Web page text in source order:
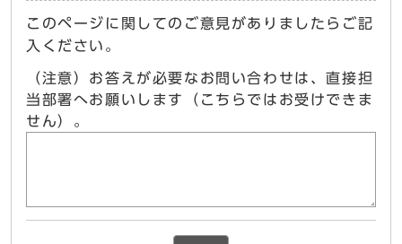
このページに関してのご意見がありましたらご記
入ください。
（注意）お答えが必要なお問い合わせは、直接担
当部署へお願いします（こちらではお受けできま
せん）。